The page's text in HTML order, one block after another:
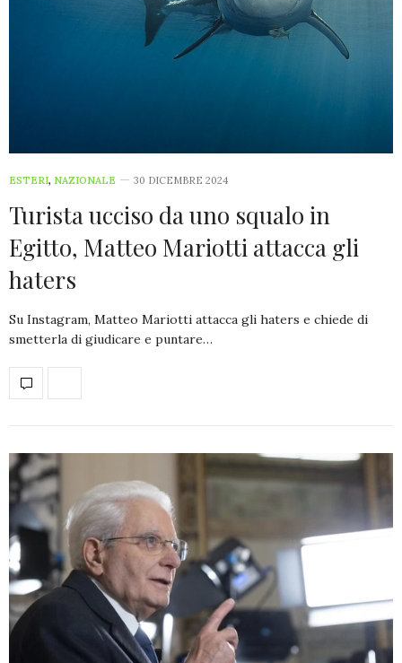
ESTERI, NAZIONALE 30 DICEMBRE 2024
Turista ucciso da uno squalo in
Egitto, Matteo Mariotti attacca gli
haters
Su Instagram, Matteo Mariotti attacca gli haters e chiede di
smetterla di giudicare e puntare…